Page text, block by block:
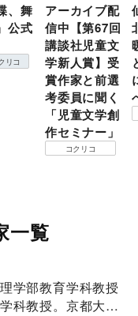
、舞
公式
リコ
アーカイブ配
信中【第67回
講談社児童文
学新人賞】受
賞作家と前選
考委員に聞く
「児童文学創
作セミナー」
コクリコ
一覧
学部教育学科教授
科教授。京都大学